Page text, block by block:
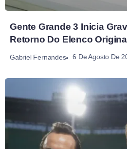
Gente Grande 3 Inicia
Retorno Do Elenco
Gabriel Fernandes 6 De Agosto De